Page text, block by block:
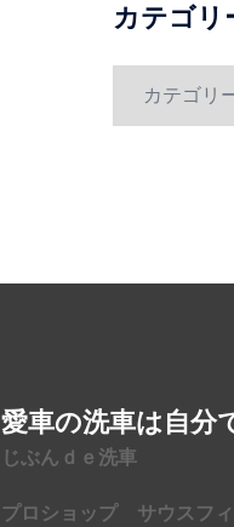
カテゴリ
愛車の洗車は自分
じぶんｄｅ洗車
プロショップ サウスフ